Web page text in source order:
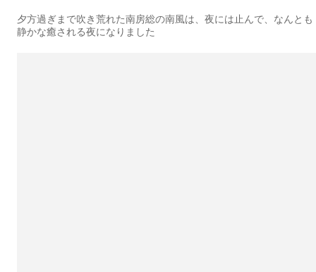
夕方過ぎまで吹き荒れた南房総の南風は、夜には止んで、なんとも
静かな癒される夜になりました